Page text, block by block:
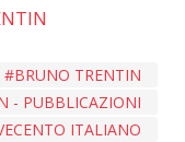
BRUNO TRENTIN
- PUBBLICAZIONI
ITALIANO